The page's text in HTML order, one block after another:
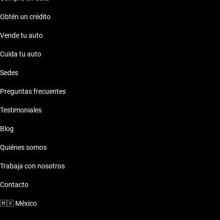
confiable.
Obtén un crédito
Vende tu auto
Cuida tu auto
Sedes
Preguntas frecuentes
Testimoniales
Blog
Quiénes somos
Trabaja con nosotros
Contacto
🇲🇽 México